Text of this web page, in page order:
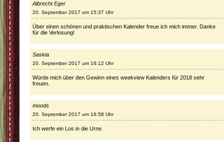
Albrecht Eger
20. September 2017 um 15:37 Uhr
Über einen schönen und praktischen Kalender freue ich mich immer. Danke
für die Verlosung!
Saskia
20. September 2017 um 16:12 Uhr
Würde mich über den Gewinn eines weekview Kalenders für 2018 sehr
freuen.
moods
20. September 2017 um 16:58 Uhr
Ich werfe ein Los in die Urne.